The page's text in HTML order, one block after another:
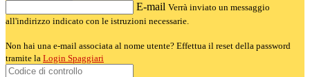
E-mail Verrà inviato un messaggio
all'indirizzo indicato con le istruzioni necessarie.
Non hai una e-mail associata al nome utente? Effettua il reset della password
tramite la Login Spaggiari